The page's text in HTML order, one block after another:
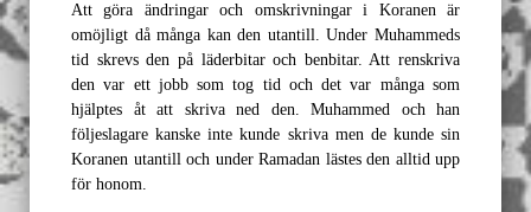
Att göra ändringar och omskrivningar i Koranen är
omöjligt då många kan den utantill. Under Muhammeds
tid skrevs den på läderbitar och benbitar. Att renskriva
den var ett jobb som tog tid och det var många som
hjälptes åt att skriva ned den. Muhammed och han
följeslagare kanske inte kunde skriva men de kunde sin
Koranen utantill och under Ramadan lästes den alltid upp
för honom.